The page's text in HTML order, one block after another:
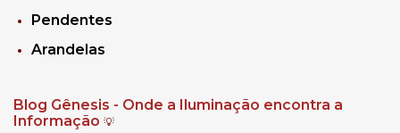
Pendentes
Arandelas
Blog Gênesis - Onde a Iluminação encontra a
Informação 💡